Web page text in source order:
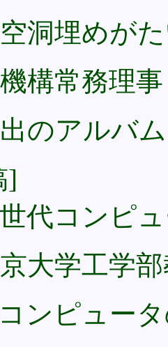
洞埋めが
構常務理
出のアル
]
代コンピ
大学工学
ンピュー